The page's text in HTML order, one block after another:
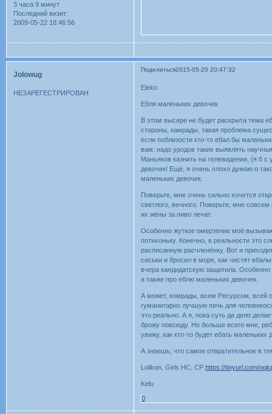
3 часа 9 минут
Последний визит:
2009-05-22 18:46:56
Поделиться2015-05-20 20:47:32
Jolowug
НЕЗАРЕГЕСТРИРОВАН
Eleko
Ебля маленьких девочек
В этом высере не будет раскрыта тема
стороны, камрады, такая проблема
если поблизости кто-то ебал бы
вам: надо уродов таких выявлять
Маньяков казнить на телевидении, (я б
девочек! Ещё, я очень плохо думаю о
маленьких девочек.
Поверьте, мне очень сильно хочется
светлого, вечного. Поверьте, мне
их жёны за пиво лечат.
Особенно жуткое омерзение моё
потихоньку. Конечно, в реальности это
расписанную расчленёнку. Вот и
сиськи и бросил в море, как чистят
вчера кандидатскую защитила. Особенно
а также про еблю маленьких девочек.
А может, комрады, всем Ресурсом, всей
гуманитарно лучшую печь для
это реально. А я, пока суть да дело
брожу повсюду. Но больше всего мне,
увижу, как кто-то будет ебать
А знаешь, что самое отвратительное в
Lolikon, Girls HC, CPhttps://tinyurl.com/
Kelu
0